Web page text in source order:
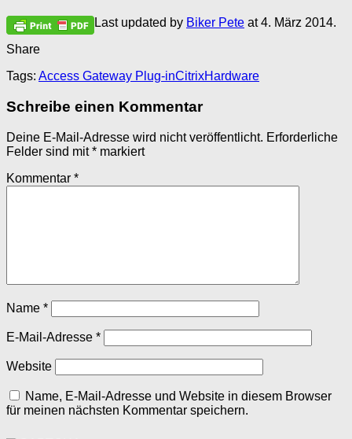
Last updated by Biker Pete at4. März 2014.
Share
Tags: Access Gateway Plug-inCitrixHardware
Schreibe einen Kommentar
Deine E-Mail-Adresse wird nicht veröffentlicht. Erforderliche
Felder sind mit* markiert
Kommentar *
Name *
E-Mail-Adresse *
Website
Name, E-Mail-Adresse und Website in diesem Browser
für meinen nächsten Kommentar speichern.